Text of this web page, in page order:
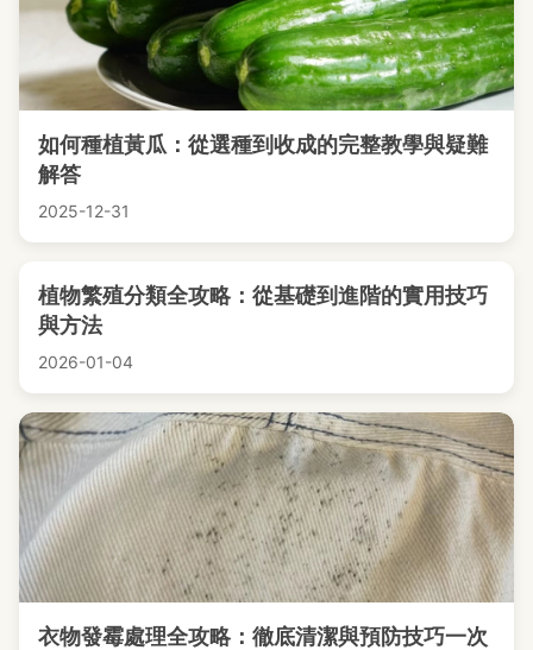
如何種植黃瓜：從選種到收成的完整教學與疑難
解答
2025-12-31
植物繁殖分類全攻略：從基礎到進階的實用技巧
與方法
2026-01-04
衣物發霉處理全攻略：徹底清潔與預防技巧一次